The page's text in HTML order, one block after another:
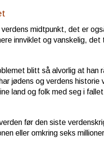
midtpunkt, det er
innviklet og vanskelig, det
blitt så alvorlig at han
jødens og verdens
land og folk med seg i
før den siste
eller omkring seks